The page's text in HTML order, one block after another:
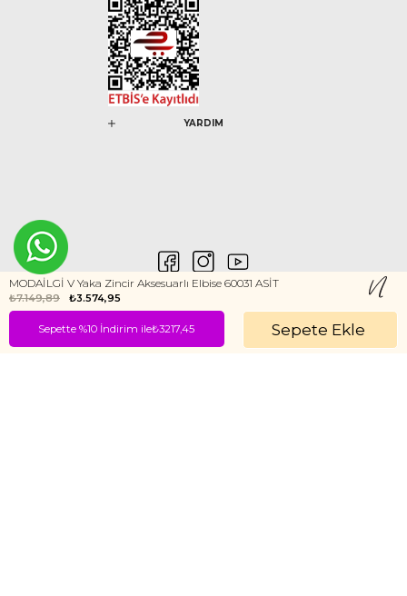
YARDIM
MODAİLGİ V Yaka Zincir Aksesuarlı Elbise 60031 ASİT
₺7.149,89 ₺3.574,95
Sepette %10 İndirim ile₺3217,45